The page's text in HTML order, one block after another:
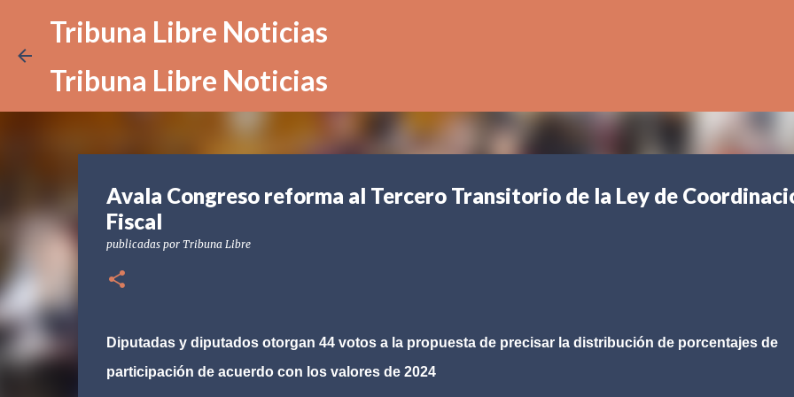
Tribuna Libre Noticias
Tribuna Libre Noticias
Avala Congreso reforma al Tercero Transitorio de la Ley de
Fiscal
publicadas por Tribuna Libre
Diputadas y diputados otorgan 44 votos a la propuesta de precisar la distribución de porcentajes de
participación de acuerdo con los valores de 2024